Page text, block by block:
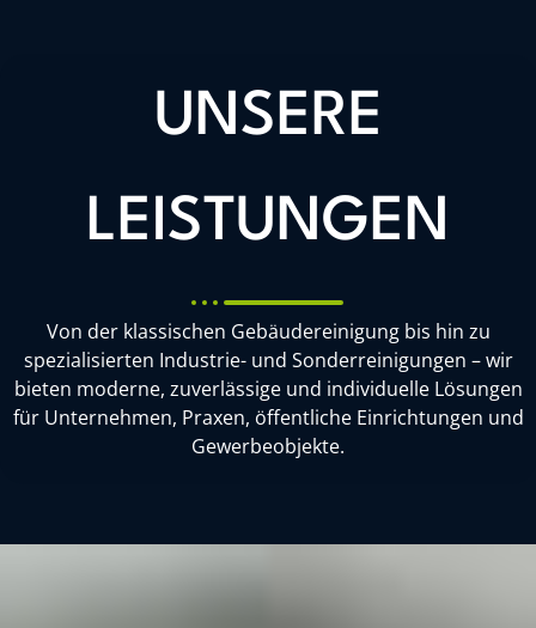
UNSERE
LEISTUNGEN
Von der klassischen Gebäudereinigung bis hin zu
spezialisierten Industrie- und Sonderreinigungen – wir
bieten moderne, zuverlässige und individuelle Lösungen
für Unternehmen, Praxen, öffentliche Einrichtungen und
Gewerbeobjekte.